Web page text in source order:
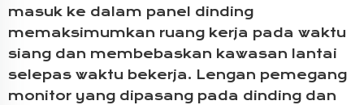
masuk ke dalam panel dinding
memaksimumkan ruang kerja pada waktu
siang dan membebaskan kawasan lantai
selepas waktu bekerja. Lengan pemegang
monitor yang dipasang pada dinding dan